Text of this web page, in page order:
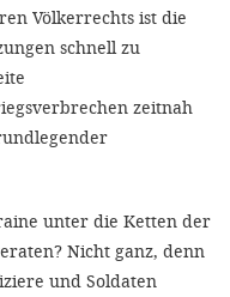
Völkerrechts ist die
schnell zu
zeitnah
unter die Ketten der
Nicht ganz, denn
und Soldaten